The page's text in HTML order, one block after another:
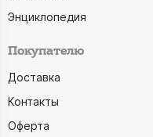
Энциклопедия
Покупателю
Доставка
Контакты
Оферта